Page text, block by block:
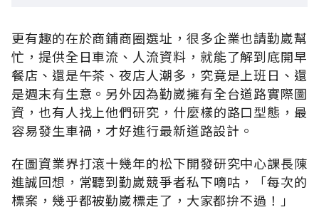
更有趣的在於商鋪商圈選址，很多企業也請勤崴幫
忙，提供全日車流、人流資料，就能了解到底開早
餐店、還是午茶、夜店人潮多，究竟是上班日、還
是週末有生意。另外因為勤崴擁有全台道路實際圖
資，也有人找上他們研究，什麼樣的路口型態，最
容易發生車禍，才好進行最新道路設計。
在圖資業界打滾十幾年的松下開發研究中心課長陳
進誠回想，常聽到勤崴競爭者私下嘀咕，「每次的
標案，幾乎都被勤崴標走了，大家都拚不過！」